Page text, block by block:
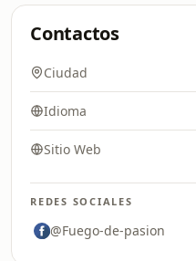
Contactos
Ciudad
Idioma
Sitio Web
REDES SOCIALES
@Fuego-de-pasion